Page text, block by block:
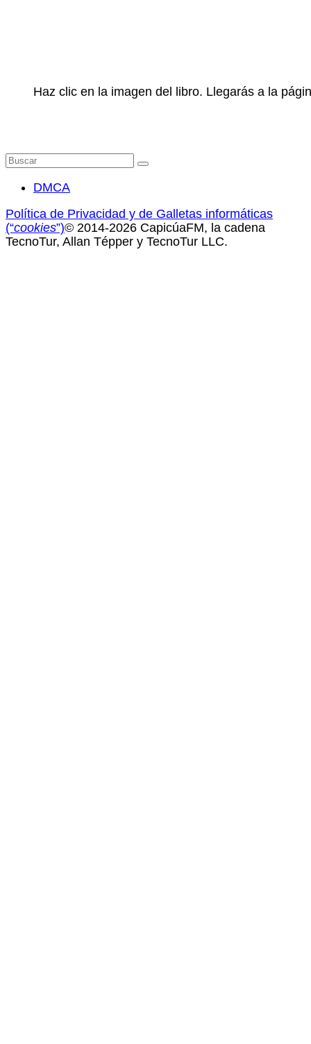
Haz clic en la imagen del libro. Llegarás a la
Buscar
DMCA
Política de Privacidad y de Galletas informáticas
(“cookies”)© 2014-2026 CapicúaFM, la cadena
TecnoTur, Allan Tépper y TecnoTur LLC.